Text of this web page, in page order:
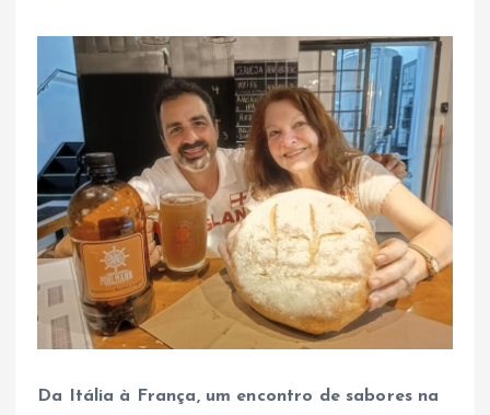
Da Itália à França, um encontro de sabores na